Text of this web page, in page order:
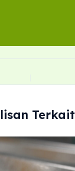
Terkait